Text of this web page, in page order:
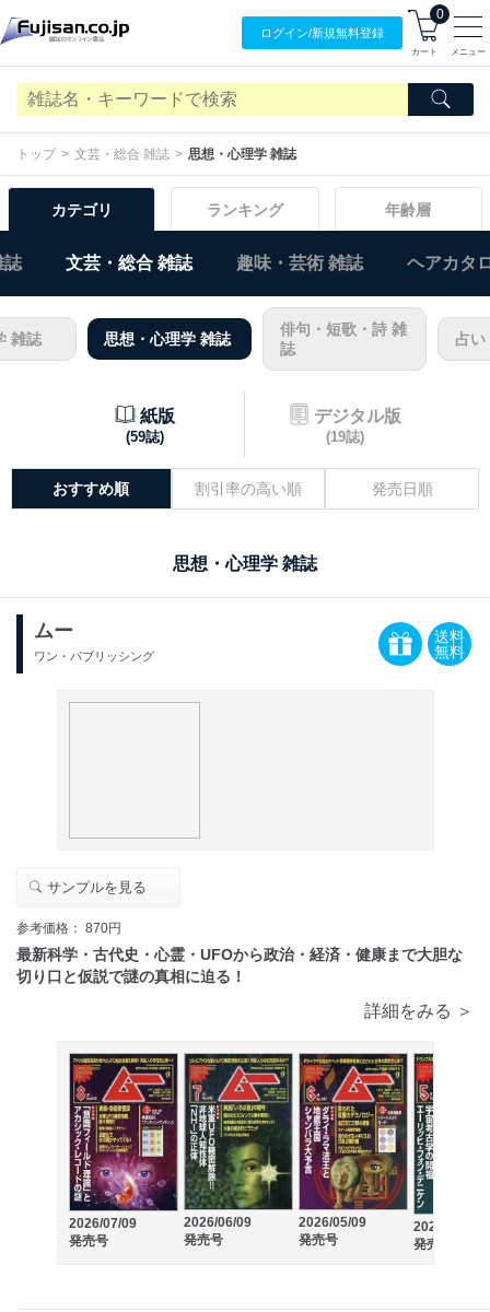
ログイン/新規無料登録
0
カート メニュー
トップ 文芸・総合 雑誌 思想・心理学 雑誌
カテゴリ ランキング 年齢層
誌 文芸・総合 雑誌 趣味・芸術 雑誌 ヘアカタ
雑誌 思想・心理学 雑誌
俳句・短歌・詩 雑
誌
占い
紙版
(59誌)
デジタル版
(19誌)
おすすめ順 割引率の高い順 発売日順
思想・心理学 雑誌
ムー
ワン・パブリッシング
送料
無料
サンプルを見る
参考価格： 870円
最新科学・古代史・心霊・UFOから政治・経済・健康まで大胆な
切り口と仮説で謎の真相に迫る！
詳細をみる ＞
2026/07/09
発売号
2026/06/09
発売号
2026/05/09
発売号
2026/04/09
発売号